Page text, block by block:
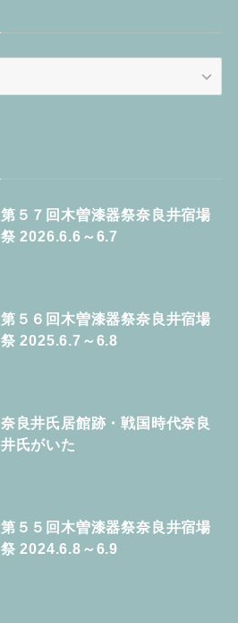
第５７回木曽漆器祭奈良井宿場
祭 2026.6.6～6.7
第５６回木曽漆器祭奈良井宿場
祭 2025.6.7～6.8
奈良井氏居館跡・戦国時代奈良
井氏がいた
第５５回木曽漆器祭奈良井宿場
祭 2024.6.8～6.9